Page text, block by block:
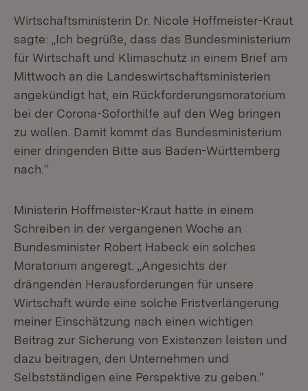
Wirtschaftsministerin Dr. Nicole Hoffmeister-Kraut
sagte: „Ich begrüße, dass das Bundesministerium
für Wirtschaft und Klimaschutz in einem Brief am
Mittwoch an die Landeswirtschaftsministerien
angekündigt hat, ein Rückforderungsmoratorium
bei der Corona-Soforthilfe auf den Weg bringen
zu wollen. Damit kommt das Bundesministerium
einer dringenden Bitte aus Baden-Württemberg
nach.“
Ministerin Hoffmeister-Kraut hatte in einem
Schreiben in der vergangenen Woche an
Bundesminister Robert Habeck ein solches
Moratorium angeregt. „Angesichts der
drängenden Herausforderungen für unsere
Wirtschaft würde eine solche Fristverlängerung
meiner Einschätzung nach einen wichtigen
Beitrag zur Sicherung von Existenzen leisten und
dazu beitragen, den Unternehmen und
Selbstständigen eine Perspektive zu geben.“